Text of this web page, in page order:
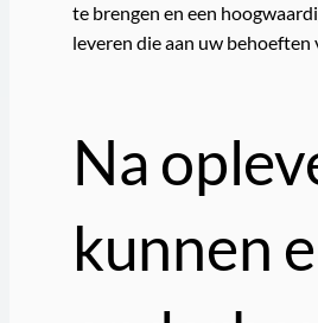
te brengen en een
leveren die aan uw behoeften
Na
kunnen